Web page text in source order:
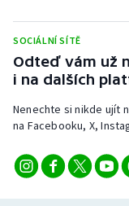
Veslování
Volejbal
Ostatní
SOCIÁLNÍ SÍTĚ
Odteď vám už
i na dalších
Nenechte si nikde ujít
na Facebooku, X,